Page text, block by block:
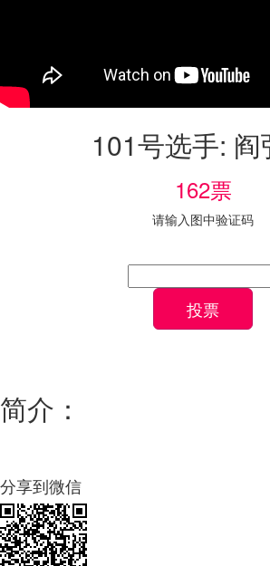
101号选手: 阎
162票
请输入图中验证码
投票
简介：
分享到微信